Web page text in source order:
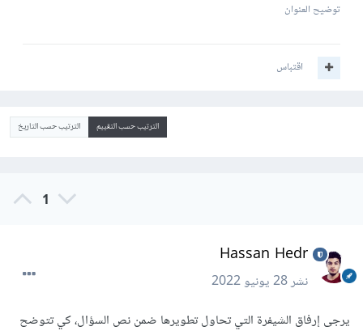
توضيح العنوان
اقتباس
الترتيب حسب التقييم الترتيب حسب التاريخ
1
Hassan Hedr
نشر28 يونيو 2022
يرجى إرفاق الشيفرة التي تحاول تطويرها ضمن نص السؤال، كي تتوضح